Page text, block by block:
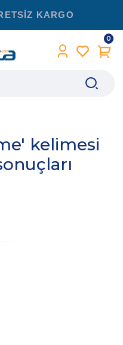
KARGO
0
kelimesi